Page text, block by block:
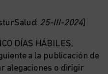
25-III-2024]
DÍAS HÁBILES,
a la publicación de
alegaciones o dirigir